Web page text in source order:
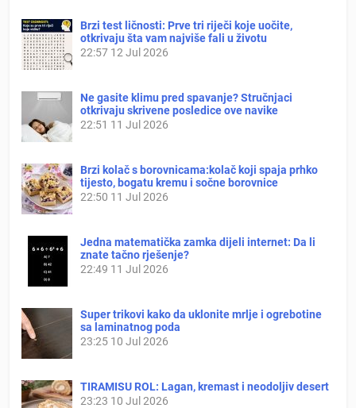
Brzi test ličnosti: Prve tri riječi koje uočite,
otkrivaju šta vam najviše fali u životu
22:57 12 Jul 2026
Ne gasite klimu pred spavanje? Stručnjaci
otkrivaju skrivene posledice ove navike
22:51 11 Jul 2026
Brzi kolač s borovnicama:kolač koji spaja prhko
tijesto, bogatu kremu i sočne borovnice
22:50 11 Jul 2026
Jedna matematička zamka dijeli internet: Da li
znate tačno rješenje?
22:49 11 Jul 2026
Super trikovi kako da uklonite mrlje i ogrebotine
sa laminatnog poda
23:25 10 Jul 2026
TIRAMISU ROL: Lagan, kremast i neodoljiv desert
23:23 10 Jul 2026